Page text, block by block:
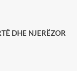
DHE NJERËZOR